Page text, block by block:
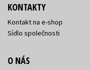
KONTAKTY
Kontakt na e-shop
Sídlo společnosti
O NÁS